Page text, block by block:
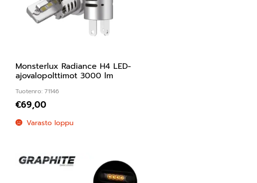
Monsterlux Radiance H4 LED-
ajovalopolttimot 3000 lm
Tuotenro: 71146
€69,00
Varasto loppu